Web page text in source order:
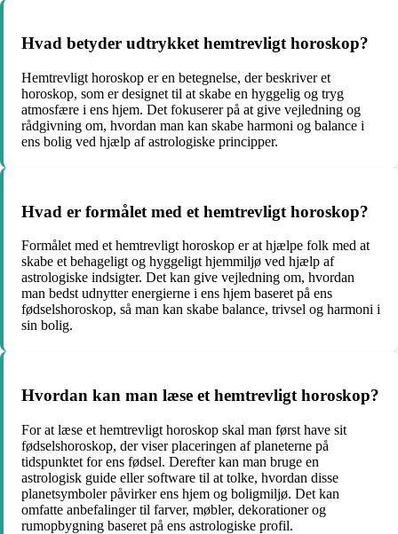
Hvad betyder udtrykket hemtrevligt horoskop?
Hemtrevligt horoskop er en betegnelse, der beskriver et
horoskop, som er designet til at skabe en hyggelig og tryg
atmosfære i ens hjem. Det fokuserer på at give vejledning og
rådgivning om, hvordan man kan skabe harmoni og balance i
ens bolig ved hjælp af astrologiske principper.
Hvad er formålet med et hemtrevligt horoskop?
Formålet med et hemtrevligt horoskop er at hjælpe folk med at
skabe et behageligt og hyggeligt hjemmiljø ved hjælp af
astrologiske indsigter. Det kan give vejledning om, hvordan
man bedst udnytter energierne i ens hjem baseret på ens
fødselshoroskop, så man kan skabe balance, trivsel og harmoni i
sin bolig.
Hvordan kan man læse et hemtrevligt horoskop?
For at læse et hemtrevligt horoskop skal man først have sit
fødselshoroskop, der viser placeringen af planeterne på
tidspunktet for ens fødsel. Derefter kan man bruge en
astrologisk guide eller software til at tolke, hvordan disse
planetsymboler påvirker ens hjem og boligmiljø. Det kan
omfatte anbefalinger til farver, møbler, dekorationer og
rumopbygning baseret på ens astrologiske profil.